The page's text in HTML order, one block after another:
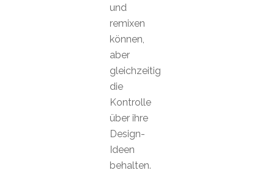
und
remixen
können,
aber
gleichzeitig
die
Kontrolle
über ihre
Design-
Ideen
behalten.